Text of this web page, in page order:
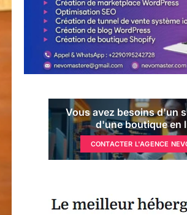
Vous avez besoins d'un
d'une boutique en
CONTACTER L'AGENCE